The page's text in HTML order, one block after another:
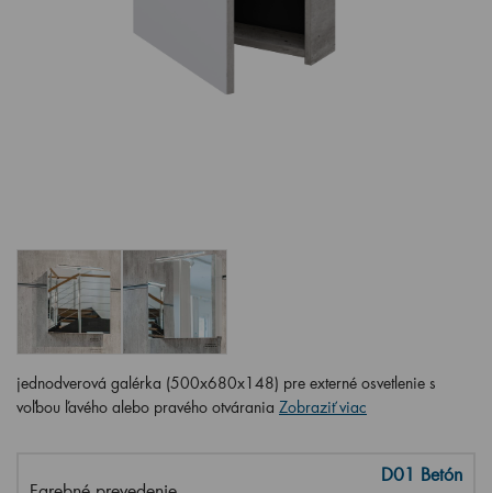
jednodverová galérka (500x680x148) pre externé osvetlenie s
voľbou ľavého alebo pravého otvárania Zobraziť viac
D01 Betón